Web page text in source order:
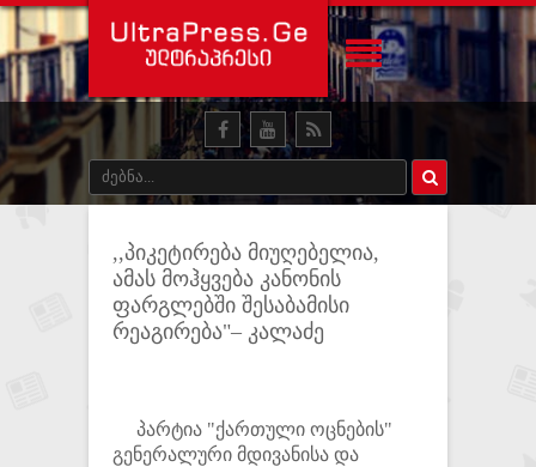
,,პიკეტირება მიუღებელია,
ამას მოჰყვება კანონის
ფარგლებში შესაბამისი
რეაგირება"– კალაძე
პარტია "ქართული ოცნების"
გენერალური მდივანისა და